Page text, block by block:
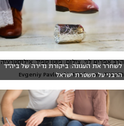
לשחרר את העגונה: ביקורת נדירה של ביה"ד
הרבני על משטרת ישראל
הרב אפרים לוי, צילום: פוטו ספיד. אילוסטרציה
חיצונית: Evgeniy Pavlovski, 123rf.com